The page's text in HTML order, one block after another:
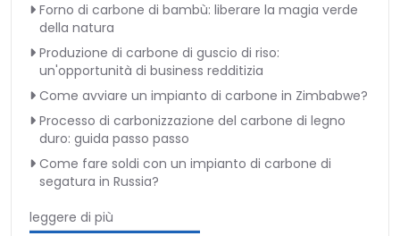
Forno di carbone di bambù: liberare la magia verde
della natura
Produzione di carbone di guscio di riso:
un'opportunità di business redditizia
Come avviare un impianto di carbone in Zimbabwe?
Processo di carbonizzazione del carbone di legno
duro: guida passo passo
Come fare soldi con un impianto di carbone di
segatura in Russia?
leggere di più